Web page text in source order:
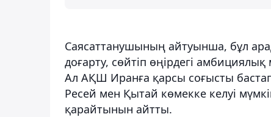
Саясаттанушының айтуынша, бұл
доғарту, сөйтіп өңірдегі
Ал АҚШ Иранға қарсы соғысты бастап
Ресей мен Қытай көмекке келуі
қарайтынын айтты.